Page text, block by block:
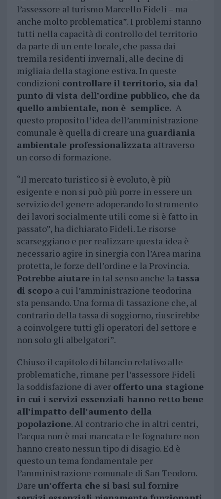
l’assessore al turismo Marcello Fideli – ma
anche molto problematica”. I problemi stanno
tutti nella capacità di controllo del territorio
da parte di un ente locale, che passa dai
tremila residenti invernali, alle decine di
migliaia della stagione estiva. In queste
condizioni controllare il territorio, sia dal
punto di vista dell’ordine pubblico, che da
quello ambientale, non è semplice. A
questo proposito l’idea dell’amministrazione
comunale è quella di creare una guardiania
ambientale professionalizzata attraverso
un corso di formazione.
“Il mercato turistico si è evoluto, è più
esigente e non si può più porre in essere un
servizio del genere adoperando lo strumento
dei lavori socialmente utili come si è fatto in
passato”, ha dichiarato Fideli. Le risorse
scarseggiano e per realizzare questa idea è
necessario agire in sinergia con l’Area marina
protetta, le forze dell’ordine e la Provincia.
Potrebbe aiutarein tal senso anche la tassa
di scopoa cui l’amministrazione teodorina
sta pensando. Una forma di tassazione che, al
contrario della tassa di soggiorno, riuscirebbe
a coinvolgere tutti gli operatori del settore e
non solo gli albelgatori”.
Chiuso il capitolo di bilancio relativo alle
problematiche, rimane per l’assessore Fideli
la soddisfazione di aver offerto una stagione
in cui i servizi essenziali hanno retto bene
all’impatto dell’aumento della
popolazione. Al contrario che in altri centri,
l’acqua non è mai mancata e le fognature non
hanno creato nessun tipo di disagio. Ed è
questo un tema fondamentale per
l’amministrazione comunale di San Teodoro.
Dare un’offerta che si basi sul fornire